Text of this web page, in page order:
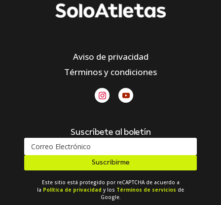
Aviso de privacidad
Términos y condiciones
Suscríbete al boletín
Suscribirme
Este sitio está protegido por reCAPTCHA de acuerdo a
la Política de privacidad y los Términos de servicios de
Google.